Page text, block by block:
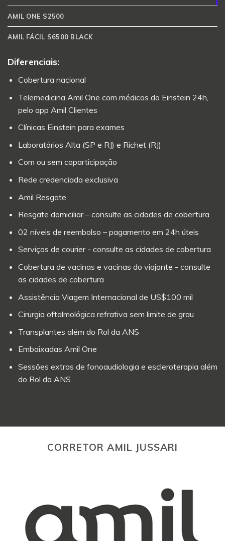
AMIL ONE S2500
AMIL FÁCIL S6500 BLACK
Diferenciais:
Cobertura nacional
Telemedicina Amil One com médicos do Einstein 24h,
pelo app Amil Clientes
Clínicas Einstein para exames
Laboratórios Alta (SP e RJ) e Richet (RJ)
Com ou sem coparticipação
Rede credenciada exclusiva
Amil Resgate
Resgate domiciliar – consulte as cidades de cobertura
02 níveis de reembolso – pagamento em 24h úteis
Serviços de courier - consulte as cidades de cobertura
Cobertura de vacinas e vacinas do viajante - consulte
as cidades de cobertura
Assistência Viagem Internacional de US$100 mil
Cirurgia oftalmológica refrativa sem limite de grau
Transplantes além do Rol da ANS
Embaixadas Amil One
Sessões extras de fonoaudiologia e escleroterapia além
do Rol da ANS
CORRETOR AMIL JUSSARI